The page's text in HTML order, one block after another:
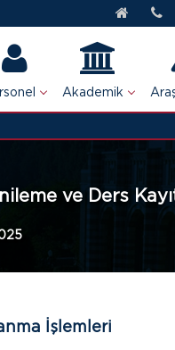
Akademik
ve Ders
İşlemleri